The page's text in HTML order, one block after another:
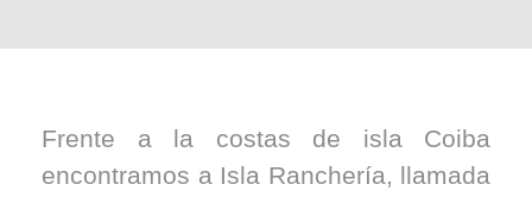
Frente a la costas de isla Coiba
encontramos a Isla Ranchería, llamada